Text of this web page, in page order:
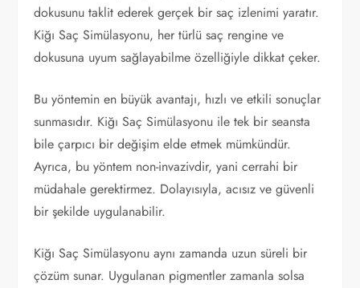
dokusunu taklit ederek gerçek bir saç izlenimi yaratır.
Kiğı Saç Simülasyonu, her türlü saç rengine ve
dokusuna uyum sağlayabilme özelliğiyle dikkat çeker.
Bu yöntemin en büyük avantajı, hızlı ve etkili sonuçlar
sunmasıdır. Kiğı Saç Simülasyonu ile tek bir seansta
bile çarpıcı bir değişim elde etmek mümkündür.
Ayrıca, bu yöntem non-invazivdir, yani cerrahi bir
müdahale gerektirmez. Dolayısıyla, acısız ve güvenli
bir şekilde uygulanabilir.
Kiğı Saç Simülasyonu aynı zamanda uzun süreli bir
çözüm sunar. Uygulanan pigmentler zamanla solsa